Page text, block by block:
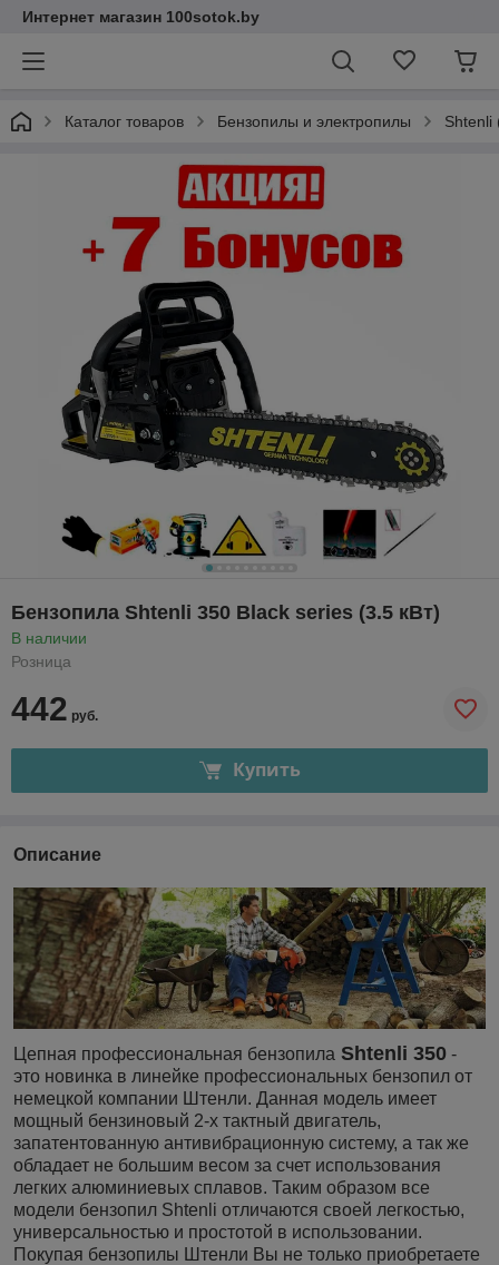
Интернет магазин 100sotok.by
Каталог товаров Бензопилы и электропилы Shtenli
Бензопила Shtenli 350 Black series (3.5 кВт)
В наличии
Розница
442 руб.
Купить
Описание
Цепная профессиональная бензопила Shtenli 350 -
это новинка в линейке профессиональных бензопил от
немецкой компании Штенли. Данная модель имеет
мощный бензиновый 2-х тактный двигатель,
запатентованную антивибрационную систему, а так же
обладает не большим весом за счет использования
легких алюминиевых сплавов. Таким образом все
модели бензопил Shtenli отличаются своей легкостью,
универсальностью и простотой в использовании.
Покупая бензопилы Штенли Вы не только приобретаете